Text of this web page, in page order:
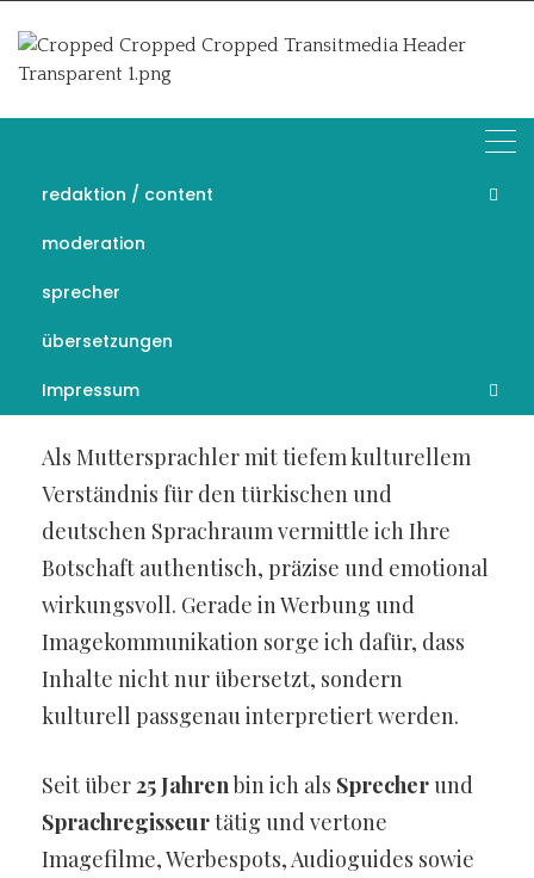
content
redaktion / content
recherche
moderation
sprecher
übersetzungen
Impressum
Datenschutz
Cookie-Richtlinie (EU)
sprecher
Werbe‑ oder
Imagefilm auf Türkisch?
Als Muttersprachler mit tiefem kulturellem
Verständnis für den türkischen und
deutschen Sprachraum vermittle ich Ihre
Botschaft authentisch, präzise und emotional
wirkungsvoll. Gerade in Werbung und
Imagekommunikation sorge ich dafür, dass
Inhalte nicht nur übersetzt, sondern
kulturell passgenau interpretiert werden.
Seit über25 Jahrenbin ich als Sprecherund
Sprachregisseurtätig und vertone
Imagefilme, Werbespots, Audioguides sowie